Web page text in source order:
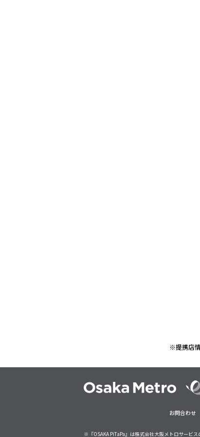
※提携店
お問合わせ
※『OSAKA PiTaPa』は株式会社大阪メトロサービス